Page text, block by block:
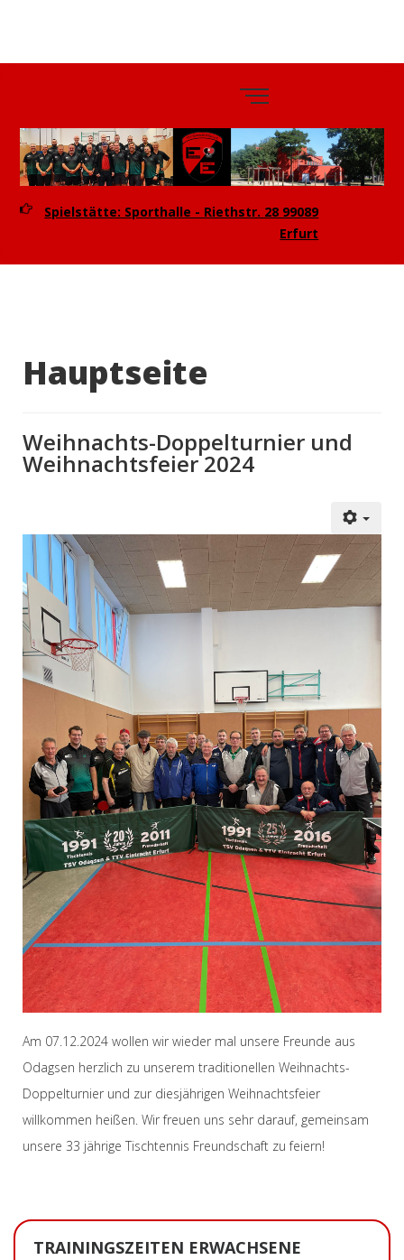
Spielstätte: Sporthalle - Riethstr. 28 99089
Erfurt
Hauptseite
Weihnachts-Doppelturnier und
Weihnachtsfeier 2024
Am 07.12.2024 wollen wir wieder mal unsere Freunde aus
Odagsen herzlich zu unserem traditionellen Weihnachts-
Doppelturnier und zur diesjährigen Weihnachtsfeier
willkommen heißen. Wir freuen uns sehr darauf, gemeinsam
unsere 33 jährige Tischtennis Freundschaft zu feiern!
TRAININGSZEITEN ERWACHSENE